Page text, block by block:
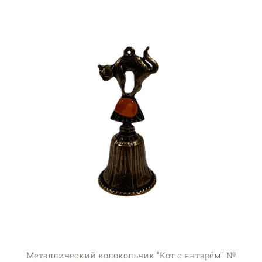
Металлический колокольчик "Кот с янтарём" №